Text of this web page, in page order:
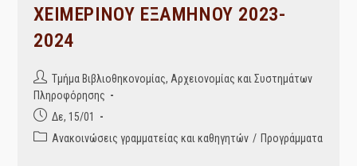
ΧΕΙΜΕΡΙΝΟΥ ΕΞΑΜΗΝΟΥ 2023-
2024
Post
author:
Τμήμα Βιβλιοθηκονομίας, Αρχειονομίας και Συστημάτων
Πληροφόρησης
Post
published:
Δε, 15/01
PostΑνακοινώσεις γραμματείας και καθηγητών / Προγράμματα